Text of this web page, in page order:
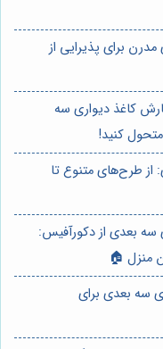
برای پذیرایی از
کاغذ دیواری سه
کنید!
از طرح‌های متنوع تا
سه بعدی از دکورآفیس:
منزل 🏠
سه بعدی برای